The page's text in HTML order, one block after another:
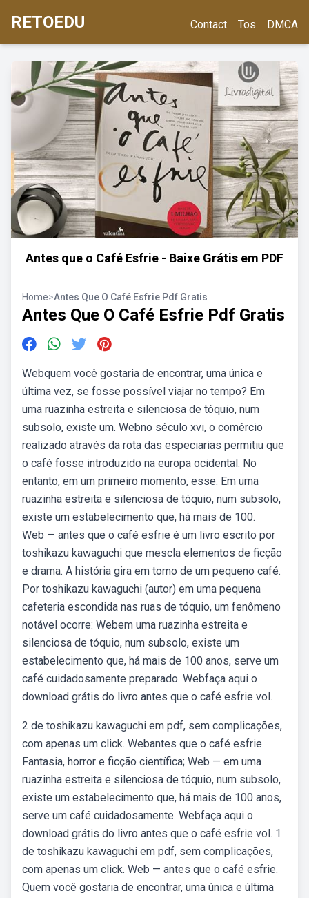
RETOEDU Contact Tos DMCA
Antes que o Café Esfrie - Baixe Grátis em PDF
Home>Antes Que O Café Esfrie Pdf Gratis
Antes Que O Café Esfrie Pdf Gratis
Webquem você gostaria de encontrar, uma única e
última vez, se fosse possível viajar no tempo? Em
uma ruazinha estreita e silenciosa de tóquio, num
subsolo, existe um. Webno século xvi, o comércio
realizado através da rota das especiarias permitiu que
o café fosse introduzido na europa ocidental. No
entanto, em um primeiro momento, esse. Em uma
ruazinha estreita e silenciosa de tóquio, num subsolo,
existe um estabelecimento que, há mais de 100.
Web — antes que o café esfrie é um livro escrito por
toshikazu kawaguchi que mescla elementos de ficção
e drama. A história gira em torno de um pequeno café.
Por toshikazu kawaguchi (autor) em uma pequena
cafeteria escondida nas ruas de tóquio, um fenômeno
notável ocorre: Webem uma ruazinha estreita e
silenciosa de tóquio, num subsolo, existe um
estabelecimento que, há mais de 100 anos, serve um
café cuidadosamente preparado. Webfaça aqui o
download grátis do livro antes que o café esfrie vol.
2 de toshikazu kawaguchi em pdf, sem complicações,
com apenas um click. Webantes que o café esfrie.
Fantasia, horror e ficção científica; Web — em uma
ruazinha estreita e silenciosa de tóquio, num subsolo,
existe um estabelecimento que, há mais de 100 anos,
serve um café cuidadosamente. Webfaça aqui o
download grátis do livro antes que o café esfrie vol. 1
de toshikazu kawaguchi em pdf, sem complicações,
com apenas um click. Web — antes que o café esfrie.
Quem você gostaria de encontrar, uma única e última